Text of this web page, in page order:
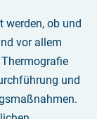
werden, ob und
vor allem
und